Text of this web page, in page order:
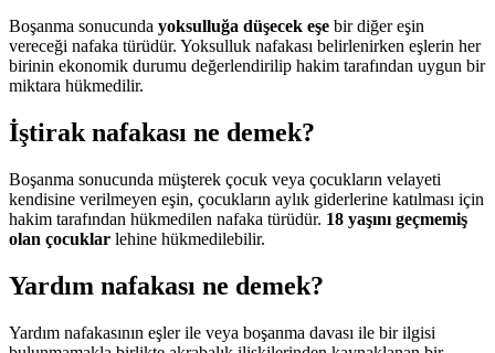
Boşanma sonucunda yoksulluğa düşecek eşe bir diğer eşin
vereceği nafaka türüdür. Yoksulluk nafakası belirlenirken eşlerin her
birinin ekonomik durumu değerlendirilip hakim tarafından uygun bir
miktara hükmedilir.
İştirak nafakası ne demek?
Boşanma sonucunda müşterek çocuk veya çocukların velayeti
kendisine verilmeyen eşin, çocukların aylık giderlerine katılması için
hakim tarafından hükmedilen nafaka türüdür. 18 yaşını geçmemiş
olan çocuklar lehine hükmedilebilir.
Yardım nafakası ne demek?
Yardım nafakasının eşler ile veya boşanma davası ile bir ilgisi